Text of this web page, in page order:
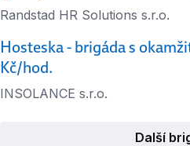
Randstad HR Solutions s.r.o.
Hosteska - brigáda s
Kč/hod.
INSOLANCE s.r.o.
Další